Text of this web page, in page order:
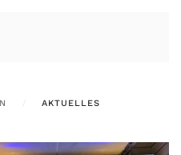
AKTUELLES